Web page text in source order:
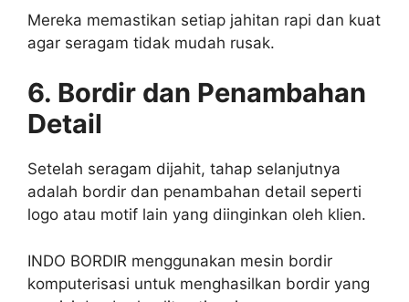
Mereka memastikan setiap jahitan rapi dan kuat
agar seragam tidak mudah rusak.
6. Bordir dan Penambahan
Detail
Setelah seragam dijahit, tahap selanjutnya
adalah bordir dan penambahan detail seperti
logo atau motif lain yang diinginkan oleh klien.
INDO BORDIR menggunakan mesin bordir
komputerisasi untuk menghasilkan bordir yang